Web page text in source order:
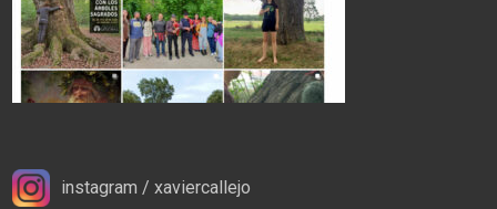
instagram / xaviercallejo